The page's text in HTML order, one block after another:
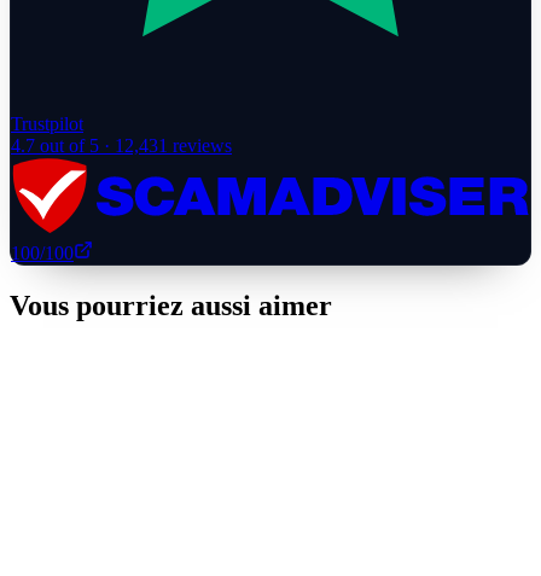
Trustpilot
4.7 out of 5 · 12,431 reviews
100/100
Vous pourriez aussi aimer